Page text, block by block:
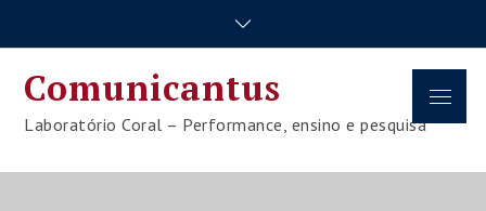
Comunicantus
Laboratório Coral – Performance, ensino e pesquisa
Menu